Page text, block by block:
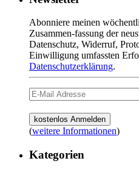
Abonniere meinen
Zusammen-fassung der
Datenschutz, Widerruf,
Einwilligung umfassten
Datenschutzerklärung.
(weitere Informationen)
Kategorien